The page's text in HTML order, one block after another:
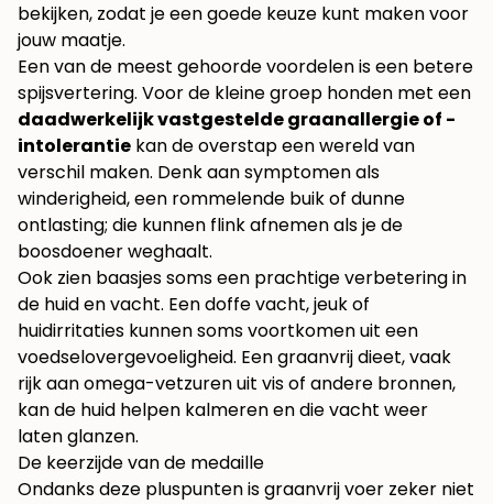
bekijken, zodat je een goede keuze kunt maken voor
jouw maatje.
Een van de meest gehoorde voordelen is een betere
spijsvertering. Voor de kleine groep honden met een
daadwerkelijk vastgestelde graanallergie of -
intolerantie kan de overstap een wereld van
verschil maken. Denk aan symptomen als
winderigheid, een rommelende buik of dunne
ontlasting; die kunnen flink afnemen als je de
boosdoener weghaalt.
Ook zien baasjes soms een prachtige verbetering in
de huid en vacht. Een doffe vacht, jeuk of
huidirritaties kunnen soms voortkomen uit een
voedselovergevoeligheid. Een graanvrij dieet, vaak
rijk aan omega-vetzuren uit vis of andere bronnen,
kan de huid helpen kalmeren en die vacht weer
laten glanzen.
De keerzijde van de medaille
Ondanks deze pluspunten is graanvrij voer zeker niet